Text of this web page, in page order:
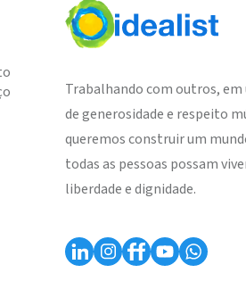
Trabalhando com outros,
de generosidade e respeito
queremos construir um
todas as pessoas possam
liberdade e dignidade.